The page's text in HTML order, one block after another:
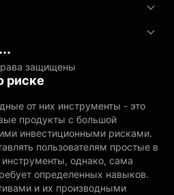
защищены
риске
от них инструменты - это
продукты с большой
инвестиционными рисками.
пользователям простые в
инструменты, однако, сама
определенных навыков.
и их производными